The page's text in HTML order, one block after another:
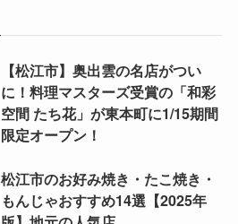
【松江市】奥出雲の名店がつい
に！料理マスターズ受賞の「和彩
空間 たち花」が東本町に1/15期間
限定オープン！
松江市のお好み焼き・たこ焼き・
もんじゃおすすめ14選【2025年